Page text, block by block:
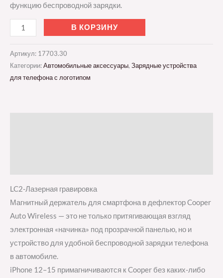
функцию беспроводной зарядки.
В КОРЗИНУ
Артикул: 17703.30
Категории:Автомобильные аксессуары, Зарядные устройства
для телефона с логотипом
LC2-Лазерная гравировка
Магнитный держатель для смартфона в дефлектор Cooper
Auto Wireless — это не только притягивающая взгляд
электронная «начинка» под прозрачной панелью, но и
устройство для удобной беспроводной зарядки телефона
в автомобиле.
iPhone 12–15 примагничиваются к Cooper без каких-либо